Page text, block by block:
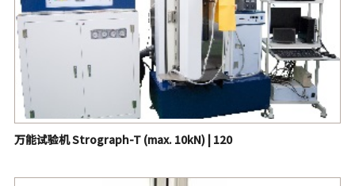
万能试验机 Strograph-T (max. 10kN) | 120